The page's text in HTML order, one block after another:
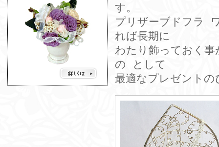
す。
プリザーブドフラ
れば長期に
わたり飾っておく
の として
最適なプレゼントの